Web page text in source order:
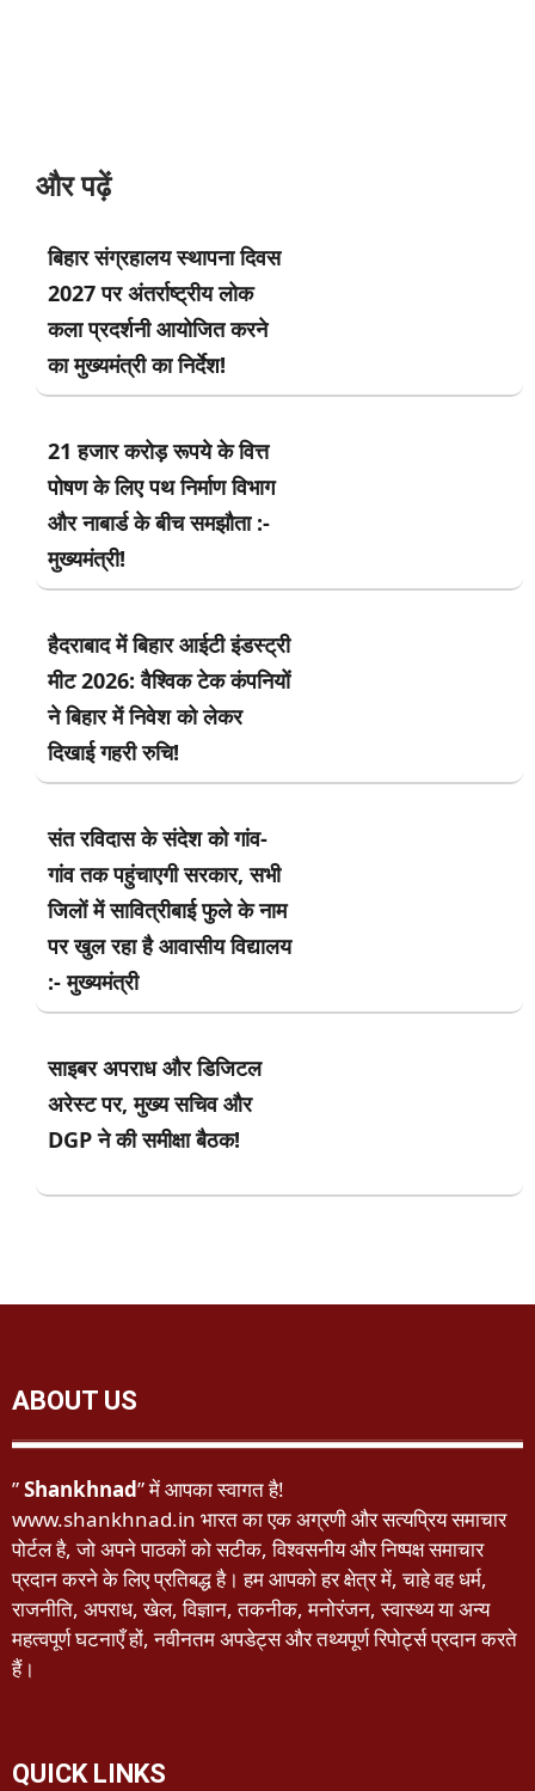
और पढ़ें
बिहार संग्रहालय स्थापना दिवस
2027 पर अंतर्राष्ट्रीय लोक
कला प्रदर्शनी आयोजित करने
का मुख्यमंत्री का निर्देश!
21 हजार करोड़ रूपये के वित्त
पोषण के लिए पथ निर्माण विभाग
और नाबार्ड के बीच समझौता :-
मुख्यमंत्री!
हैदराबाद में बिहार आईटी इंडस्ट्री
मीट 2026: वैश्विक टेक कंपनियों
ने बिहार में निवेश को लेकर
दिखाई गहरी रुचि!
संत रविदास के संदेश को गांव-
गांव तक पहुंचाएगी सरकार, सभी
जिलों में सावित्रीबाई फुले के नाम
पर खुल रहा है आवासीय विद्यालय
:- मुख्यमंत्री
साइबर अपराध और डिजिटल
अरेस्ट पर, मुख्य सचिव और
DGP ने की समीक्षा बैठक!
ABOUT US
”Shankhnad” में आपका स्वागत है!
www.shankhnad.in भारत का एक अग्रणी और सत्यप्रिय समाचार
पोर्टल है, जो अपने पाठकों को सटीक, विश्वसनीय और निष्पक्ष समाचार
प्रदान करने के लिए प्रतिबद्ध है। हम आपको हर क्षेत्र में, चाहे वह धर्म,
राजनीति, अपराध, खेल, विज्ञान, तकनीक, मनोरंजन, स्वास्थ्य या अन्य
महत्वपूर्ण घटनाएँ हों, नवीनतम अपडेट्स और तथ्यपूर्ण रिपोर्ट्स प्रदान करते
हैं।
QUICK LINKS